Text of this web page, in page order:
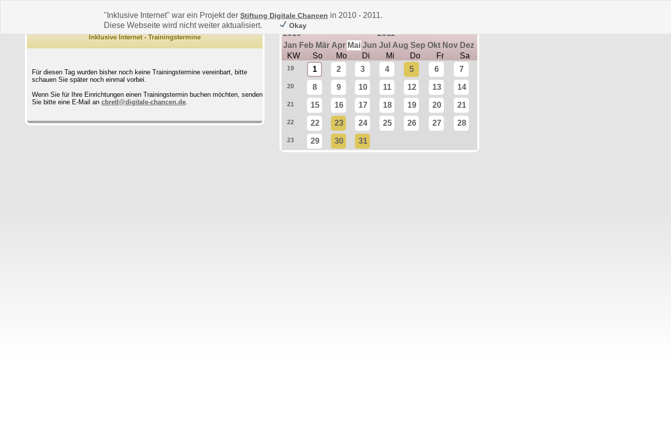
"Inklusive Internet" war ein Projekt der Stiftung Digitale Chancen in 2010 - 2011.
Diese Webseite wird nicht weiter aktualisiert.
Okay
Inklusive Internet - Trainingstermine
Für diesen Tag wurden bisher noch keine Trainingstermine vereinbart, bitte
schauen Sie später noch einmal vorbei.
Wenn Sie für Ihre Einrichtungen einen Trainingstermin buchen möchten, senden
Sie bitte eine E-Mail an cbretl@digitale-chancen.de.
2010
2011
Jan Feb Mär Apr Mai Jun Jul Aug Sep Okt Nov Dez
KW
So Mo Di Mi Do Fr Sa
19 1 2 3 4 5 6 7
20 8 9 10 11 12 13 14
21 15 16 17 18 19 20 21
22 22 23 24 25 26 27 28
23 29 30 31